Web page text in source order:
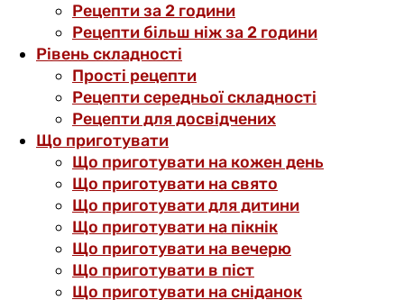
Рецепти за 2 години
Рецепти більш ніж за 2 години
Рівень складності
Прості рецепти
Рецепти середньої складності
Рецепти для досвідчених
Що приготувати
Що приготувати на кожен день
Що приготувати на свято
Що приготувати для дитини
Що приготувати на пікнік
Що приготувати на вечерю
Що приготувати в піст
Що приготувати на сніданок